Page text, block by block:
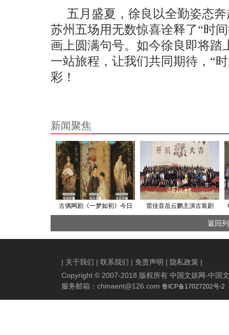
五月盛夏，徐良以全勤姿态
苏州五场用无数惊喜诠释了“时
画上圆满句号。 如今徐良即将踏
一站旅程，让我们共同期待 ， “
彩！
新闻聚焦
古偶网剧《一梦如初》今日
宕命运
雷佳音岳云鹏主演古装剧
《长安的荔枝》开机 老熟人
聚首整“新活”
返回
| 关于我们 | 联系我们 | 免责声明 | 隐私政策 |
Copyright © 2007-2018 版权所有 中国文娱网-中国
服务邮箱： chinaent@126.com 鲁ICP备17027202号-2